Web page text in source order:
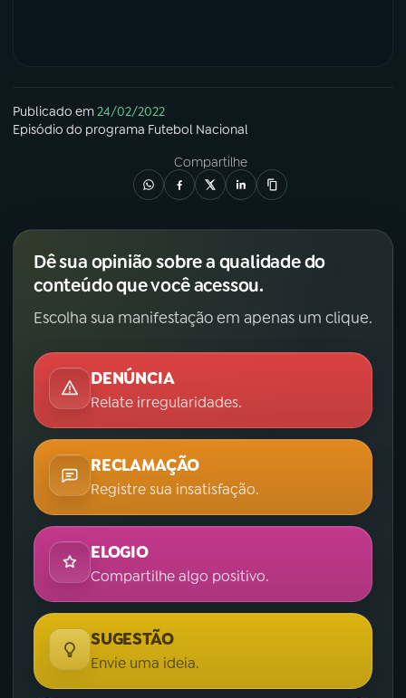
Publicado em24/02/2022
Episódio do programa Futebol Nacional
Compartilhe
Dê sua opinião sobre a qualidade do
conteúdo que você acessou.
Escolha sua manifestação em apenas um clique.
DENÚNCIA
Relate irregularidades.
RECLAMAÇÃO
Registre sua insatisfação.
ELOGIO
Compartilhe algo positivo.
SUGESTÃO
Envie uma ideia.